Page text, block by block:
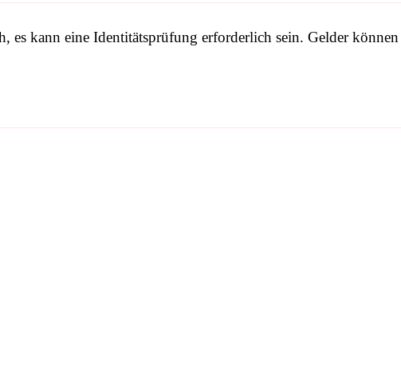
kann eine Identitätsprüfung erforderlich sein. Gelder